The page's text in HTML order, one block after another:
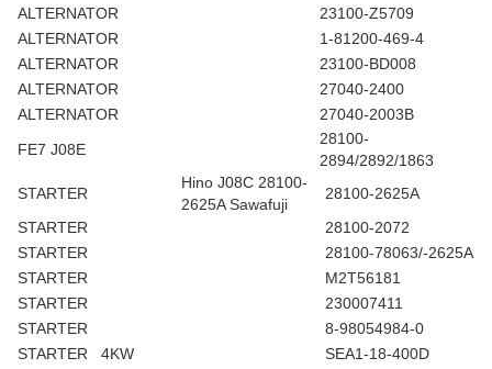
ALTERNATOR
23100-Z5709
ALTERNATOR
1-81200-469-4
ALTERNATOR
23100-BD008
ALTERNATOR
27040-2400
ALTERNATOR
27040-2003B
FE7 J08E
28100-
2894/2892/1863
STARTER
Hino J08C 28100-
2625A Sawafuji
28100-2625A
STARTER
28100-2072
STARTER
28100-78063/-2625A
STARTER
M2T56181
STARTER
230007411
STARTER
8-98054984-0
STARTER
4KW
SEA1-18-400D